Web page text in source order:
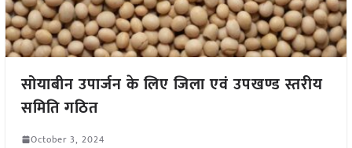
सोयाबीन उपार्जन के लिए जिला एवं उपखण्ड स्तरीय
समिति गठित
October 3, 2024